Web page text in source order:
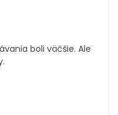
boli väčšie. Ale